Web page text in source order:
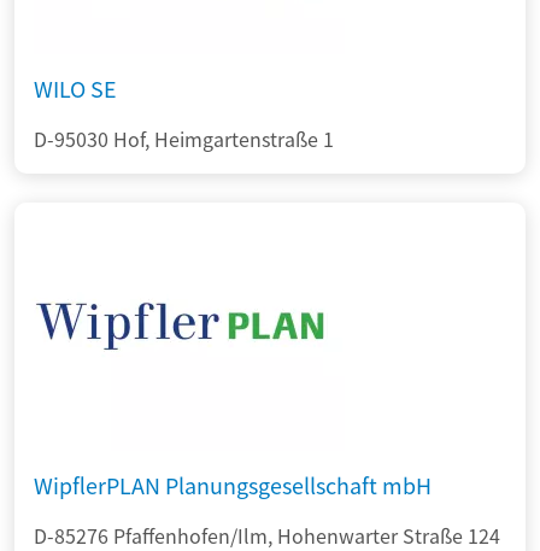
WILO SE
D-95030 Hof, Heimgartenstraße 1
WipflerPLAN Planungsgesellschaft mbH
D-85276 Pfaffenhofen/Ilm, Hohenwarter Straße 124